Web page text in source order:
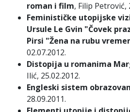
roman i film, Filip Petrović,
Feminističke utopijske
Ursule Le Gvin "Čovek
Pirsi "Žena na rubu
02.07.2012.
Distopija u romanima
Ilić, 25.02.2012.
Engleski sistem
28.09.2011.